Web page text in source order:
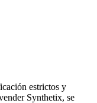
estrictos y
Synthetix, se